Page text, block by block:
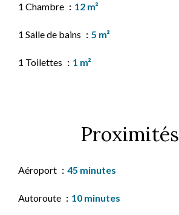
1 Chambre 12 m²
1 Salle de bains 5 m²
1 Toilettes 1 m²
Proximités
Aéroport 45 minutes
Autoroute 10 minutes